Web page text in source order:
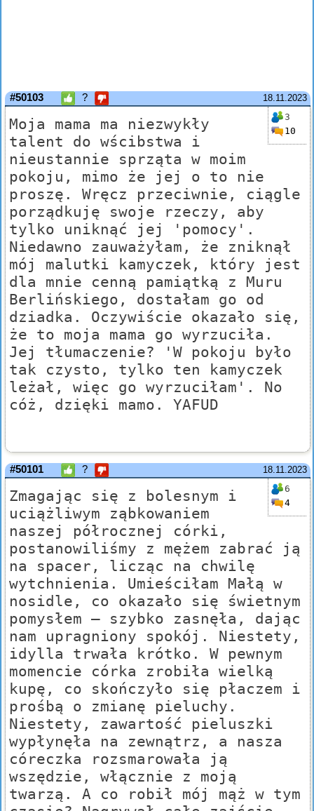
18.11.2023
#50103 ?
3
10
Moja mama ma niezwykły
talent do wścibstwa i
nieustannie sprząta w moim
pokoju, mimo że jej o to nie
proszę. Wręcz przeciwnie, ciągle
porządkuję swoje rzeczy, aby
tylko uniknąć jej 'pomocy'.
Niedawno zauważyłam, że zniknął
mój malutki kamyczek, który jest
dla mnie cenną pamiątką z Muru
Berlińskiego, dostałam go od
dziadka. Oczywiście okazało się,
że to moja mama go wyrzuciła.
Jej tłumaczenie? 'W pokoju było
tak czysto, tylko ten kamyczek
leżał, więc go wyrzuciłam'. No
cóż, dzięki mamo. YAFUD
18.11.2023
#50101 ?
6
4
Zmagając się z bolesnym i
uciążliwym ząbkowaniem
naszej półrocznej córki,
postanowiliśmy z mężem zabrać ją
na spacer, licząc na chwilę
wytchnienia. Umieściłam Małą w
nosidle, co okazało się świetnym
pomysłem – szybko zasnęła, dając
nam upragniony spokój. Niestety,
idylla trwała krótko. W pewnym
momencie córka zrobiła wielką
kupę, co skończyło się płaczem i
prośbą o zmianę pieluchy.
Niestety, zawartość pieluszki
wypłynęła na zewnątrz, a nasza
córeczka rozsmarowała ją
wszędzie, włącznie z moją
twarzą. A co robił mój mąż w tym